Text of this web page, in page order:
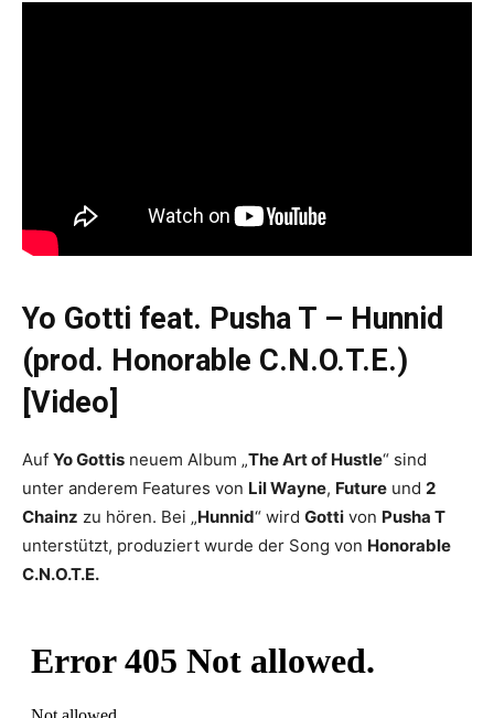
Yo Gotti feat. Pusha T – Hunnid
(prod. Honorable C.N.O.T.E.)
[Video]
Auf Yo Gottis neuem Album „The Art of Hustle“ sind
unter anderem Features von Lil Wayne, Future und 2
Chainz zu hören. Bei „Hunnid“ wird Gotti von Pusha T
unterstützt, produziert wurde der Song von Honorable
C.N.O.T.E.